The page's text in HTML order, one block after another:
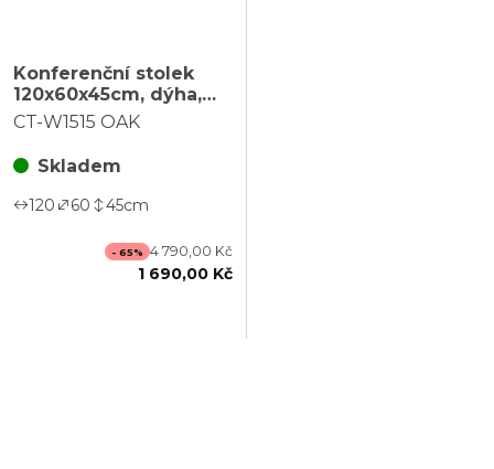
Konferenční stolek
120x60x45cm, dýha,
dub, CT-W1515 OAK
CT-W1515 OAK
Skladem
120 60 45cm
- 65% 4 790,00 Kč
1 690,00 Kč